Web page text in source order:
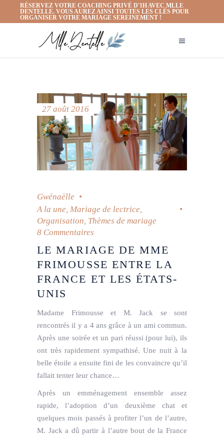
RÉSERVEZ VOTRE COACHING PRIVÉ D'1H AVEC MLLE
DENTELLE. VOUS AUREZ AINSI TOUTES LES CLÉS POUR
ORGANISER VOTRE MARIAGE SEREINEMENT !
27 août 2016
Gwénaëlle
A la une, Mariage de lectrice,
Organisation, Thèmes de mariage
8 Commentaires
LE MARIAGE DE MME
FRIMOUSSE ENTRE LA
FRANCE ET LES ÉTATS-
UNIS
Madame Frimousse et M. Jack se sont
rencontrés il y a 4 ans grâce à un ami commun.
Après une soirée et un pari réussi (pour lui), ils
ont très rapidement sympathisé. Une nuit à la
belle étoile a ensuite fini de les convaincre qu’il
fallait tenter leur chance…
Après un emménagement ensemble assez
rapide, l’adoption d’un deuxième chat et
quelques mois passés à profiter l’un de l’autre,
M. Jack a dû partir à l’autre bout de la France